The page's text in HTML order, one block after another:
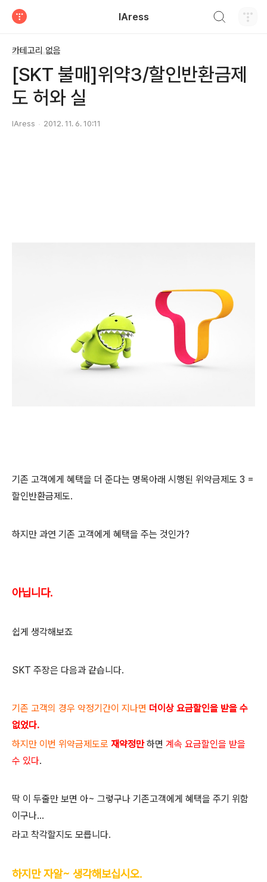
IAress
카테고리 없음
[SKT 불매]위약3/할인반환금제
도 허와 실
IAress 2012. 11. 6. 10:11
기존 고객에게 혜택을 더 준다는 명목아래 시행된 위약금제도 3 =
할인반환금제도.
하지만 과연 기존 고객에게 혜택을 주는 것인가?
아닙니다.
쉽게 생각해보죠
SKT 주장은 다음과 같습니다.
기존 고객의 경우 약정기간이 지나면 더이상 요금할인을 받을 수
없었다.
하지만 이번 위약금제도로 재약정만하면 계속 요금할인을 받을
수 있다.
딱 이 두줄만 보면 아~ 그렇구나 기존고객에게 혜택을 주기 위함
이구나...
라고 착각할지도 모릅니다.
하지만 자알~ 생각해보십시오.